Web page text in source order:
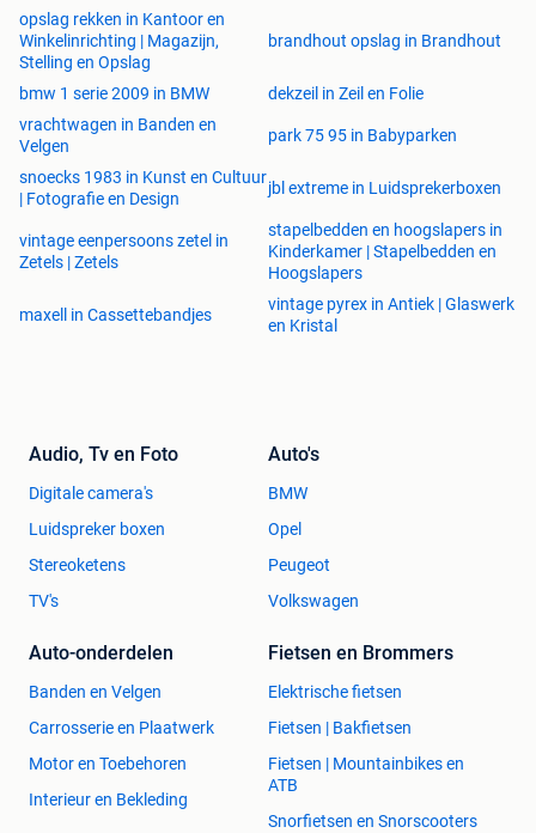
opslag rekken in Kantoor en
Winkelinrichting | Magazijn,
Stelling en Opslag
brandhout opslag in Brandhout
bmw 1 serie 2009 in BMW
dekzeil in Zeil en Folie
vrachtwagen in Banden en
Velgen
park 75 95 in Babyparken
snoecks 1983 in Kunst en Cultuur
| Fotografie en Design
jbl extreme in Luidsprekerboxen
vintage eenpersoons zetel in
Zetels | Zetels
stapelbedden en hoogslapers in
Kinderkamer | Stapelbedden en
Hoogslapers
maxell in Cassettebandjes
vintage pyrex in Antiek | Glaswerk
en Kristal
Audio, Tv en Foto
Digitale camera's
Luidspreker boxen
Stereoketens
TV's
Auto's
BMW
Opel
Peugeot
Volkswagen
Auto-onderdelen
Banden en Velgen
Carrosserie en Plaatwerk
Motor en Toebehoren
Interieur en Bekleding
Fietsen en Brommers
Elektrische fietsen
Fietsen | Bakfietsen
Fietsen | Mountainbikes en
ATB
Snorfietsen en Snorscooters